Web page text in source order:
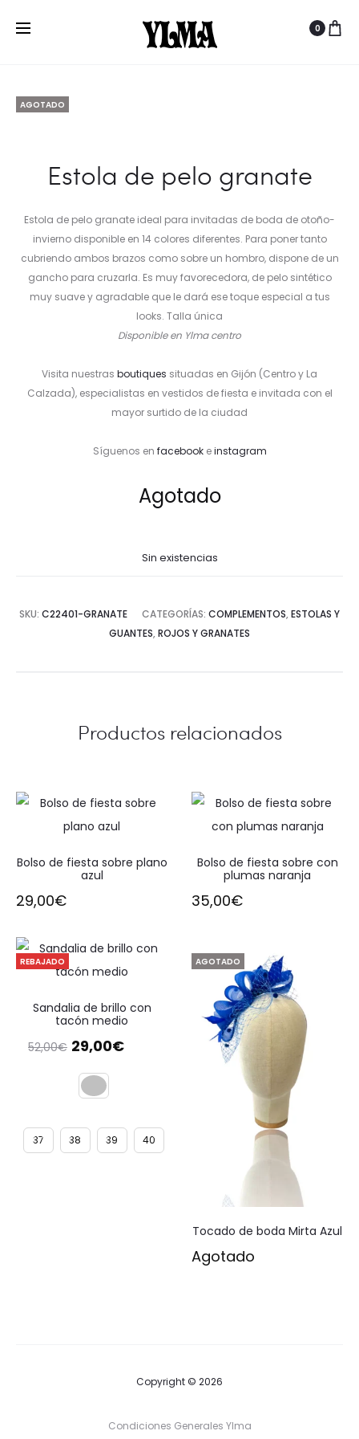
0
ESTOLA
ESTOLA
Inicio Estolas y guantes
AGOTADO
Estola de pelo granate
Estola de pelo granate ideal para invitadas de boda de otoño-
invierno disponible en 14 colores diferentes. Para poner tanto
cubriendo ambos brazos como sobre un hombro, dispone de un
gancho para cruzarla. Es muy favorecedora, de pelo sintético
muy suave y agradable que le dará ese toque especial a tus
looks. Talla única
Disponible en Ylma centro
Visita nuestras boutiques situadas en Gijón (Centro y La
Calzada), especialistas en vestidos de fiesta e invitada con el
mayor surtido de la ciudad
Síguenos en facebookeinstagram
Agotado
Sin existencias
SKU: C22401-GRANATE CATEGORÍAS: COMPLEMENTOS, ESTOLAS Y
GUANTES, ROJOS Y GRANATES
Productos relacionados
Bolso de fiesta sobre plano
azul
29,00€
Bolso de fiesta sobre con
plumas naranja
35,00€
REBAJADO
Sandalia de brillo con
tacón medio
52,00€ El
original
era:
29,00€El
37 38 39 40
AGOTADO
Tocado de boda Mirta Azul
Agotado
Copyright © 2026
Condiciones Generales Ylma